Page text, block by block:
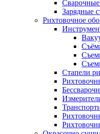
Зарядные
Рихтовочное
Стапели